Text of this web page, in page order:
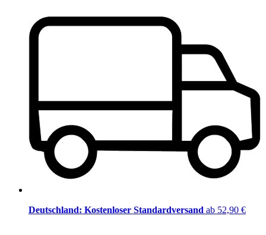
Deutschland: Kostenloser Standardversand ab 52,90 €